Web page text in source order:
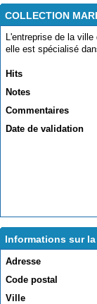
COLLECTION
L'entreprise de la
elle est spécialisé
Hits
Notes
Commentaires
Date de validation
Informations sur la
Adresse
Code postal
Ville